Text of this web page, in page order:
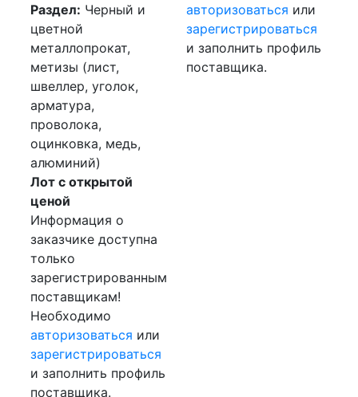
Раздел: Черный и
цветной
металлопрокат,
метизы (лист,
швеллер, уголок,
арматура,
проволока,
оцинковка, медь,
алюминий)
Лот с открытой
ценой
Информация о
заказчике доступна
только
зарегистрированным
поставщикам!
Необходимо
авторизоваться или
зарегистрироваться
и заполнить профиль
поставщика.
авторизоваться или
зарегистрироваться
и заполнить профиль
поставщика.